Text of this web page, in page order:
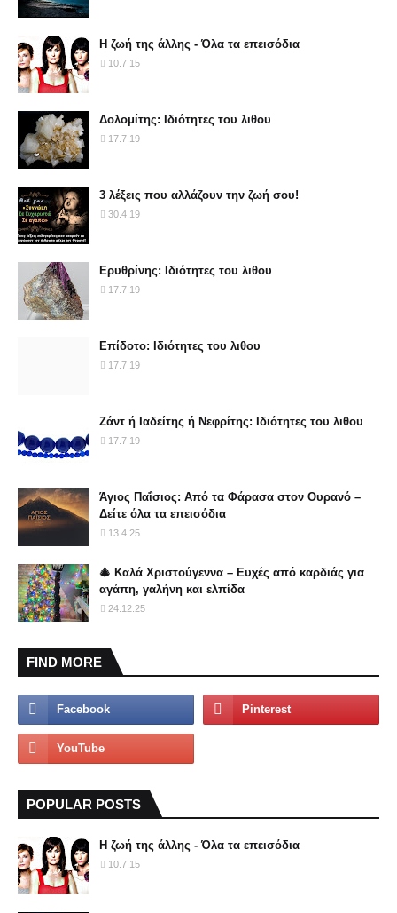
Η ζωή της άλλης - Όλα τα επεισόδια
10.7.15
Δολομίτης: Ιδιότητες του λιθου
17.7.19
3 λέξεις που αλλάζουν την ζωή σου!
30.4.19
Ερυθρίνης: Ιδιότητες του λιθου
17.7.19
Επίδοτο: Ιδιότητες του λιθου
17.7.19
Ζάντ ή Ιαδείτης ή Νεφρίτης: Ιδιότητες του λιθου
17.7.19
Άγιος Παΐσιος: Από τα Φάρασα στον Ουρανό –
Δείτε όλα τα επεισόδια
13.4.25
🎄 Καλά Χριστούγεννα – Ευχές από καρδιάς για
αγάπη, γαλήνη και ελπίδα
24.12.25
FIND MORE
POPULAR POSTS
Η ζωή της άλλης - Όλα τα επεισόδια
10.7.15